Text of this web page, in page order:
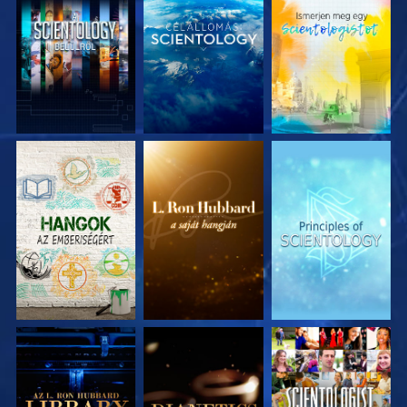
A SOROZAT
RÉSZEI
A SOROZAT
RÉSZEI
A SOROZAT
RÉSZEI
A SOROZAT
RÉSZEI
A SOROZAT
RÉSZEI
MŰSORNÉZÉS